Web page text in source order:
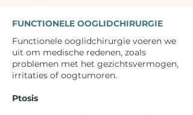
FUNCTIONELE OOGLIDCHIRURGIE​
Functionele ooglidchirurgie voeren we
uit om medische redenen, zoals
problemen met het gezichtsvermogen,
irritaties of oogtumoren.
Ptosis